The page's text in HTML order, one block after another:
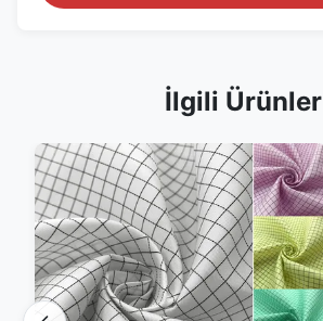
İlgili Ürünler